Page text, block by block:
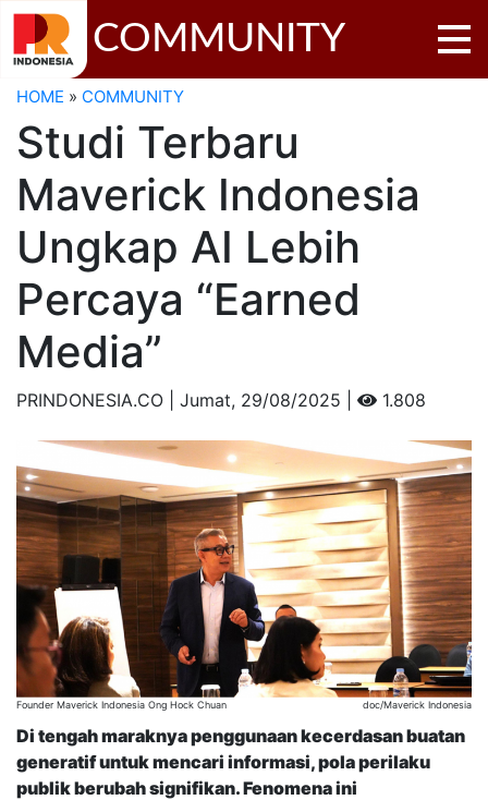
COMMUNITY
HOME » COMMUNITY
Studi Terbaru
Maverick Indonesia
Ungkap AI Lebih
Percaya “Earned
Media”
PRINDONESIA.CO | Jumat, 29/08/2025 | 1.808
Founder Maverick Indonesia Ong Hock Chuan doc/Maverick Indonesia
Di tengah maraknya penggunaan kecerdasan buatan
generatif untuk mencari informasi, pola perilaku
publik berubah signifikan. Fenomena ini